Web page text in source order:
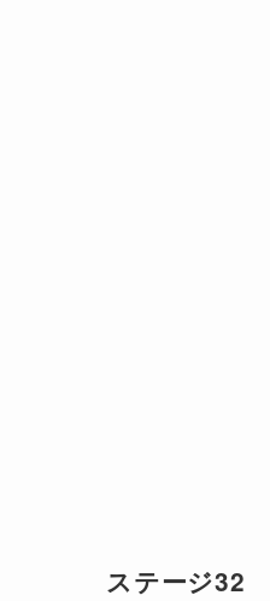
ステージ32